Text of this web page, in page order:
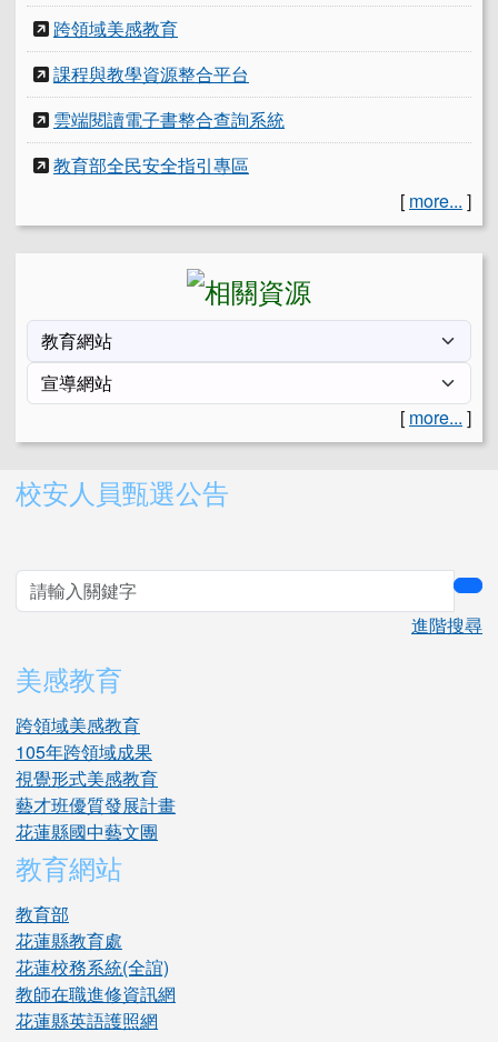
跨領域美感教育
課程與教學資源整合平台
雲端閱讀電子書整合查詢系統
教育部全民安全指引專區
[ more... ]
[ more... ]
右邊區域內容
校安人員甄選公告
進階搜尋
美感教育
跨領域美感教育
105年跨領域成果
視覺形式美感教育
藝才班優質發展計畫
花蓮縣國中藝文團
教育網站
教育部
花蓮縣教育處
花蓮校務系統(全誼)
教師在職進修資訊網
花蓮縣英語護照網